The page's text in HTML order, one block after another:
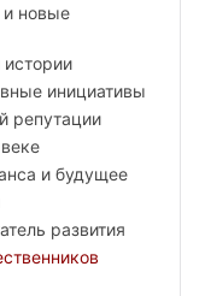
и новые
инициативы
репутации
и будущее
развития